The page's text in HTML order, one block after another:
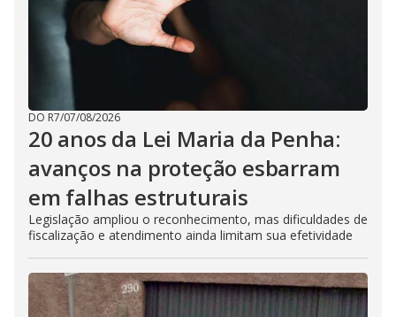
DO R7/07/08/2026
20 anos da Lei Maria da Penha:
avanços na proteção esbarram
em falhas estruturais
Legislação ampliou o reconhecimento, mas dificuldades de
fiscalização e atendimento ainda limitam sua efetividade